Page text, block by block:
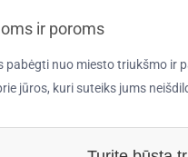
ir poroms
pabėgti nuo miesto triukšmo ir
jūros, kuri suteiks jums